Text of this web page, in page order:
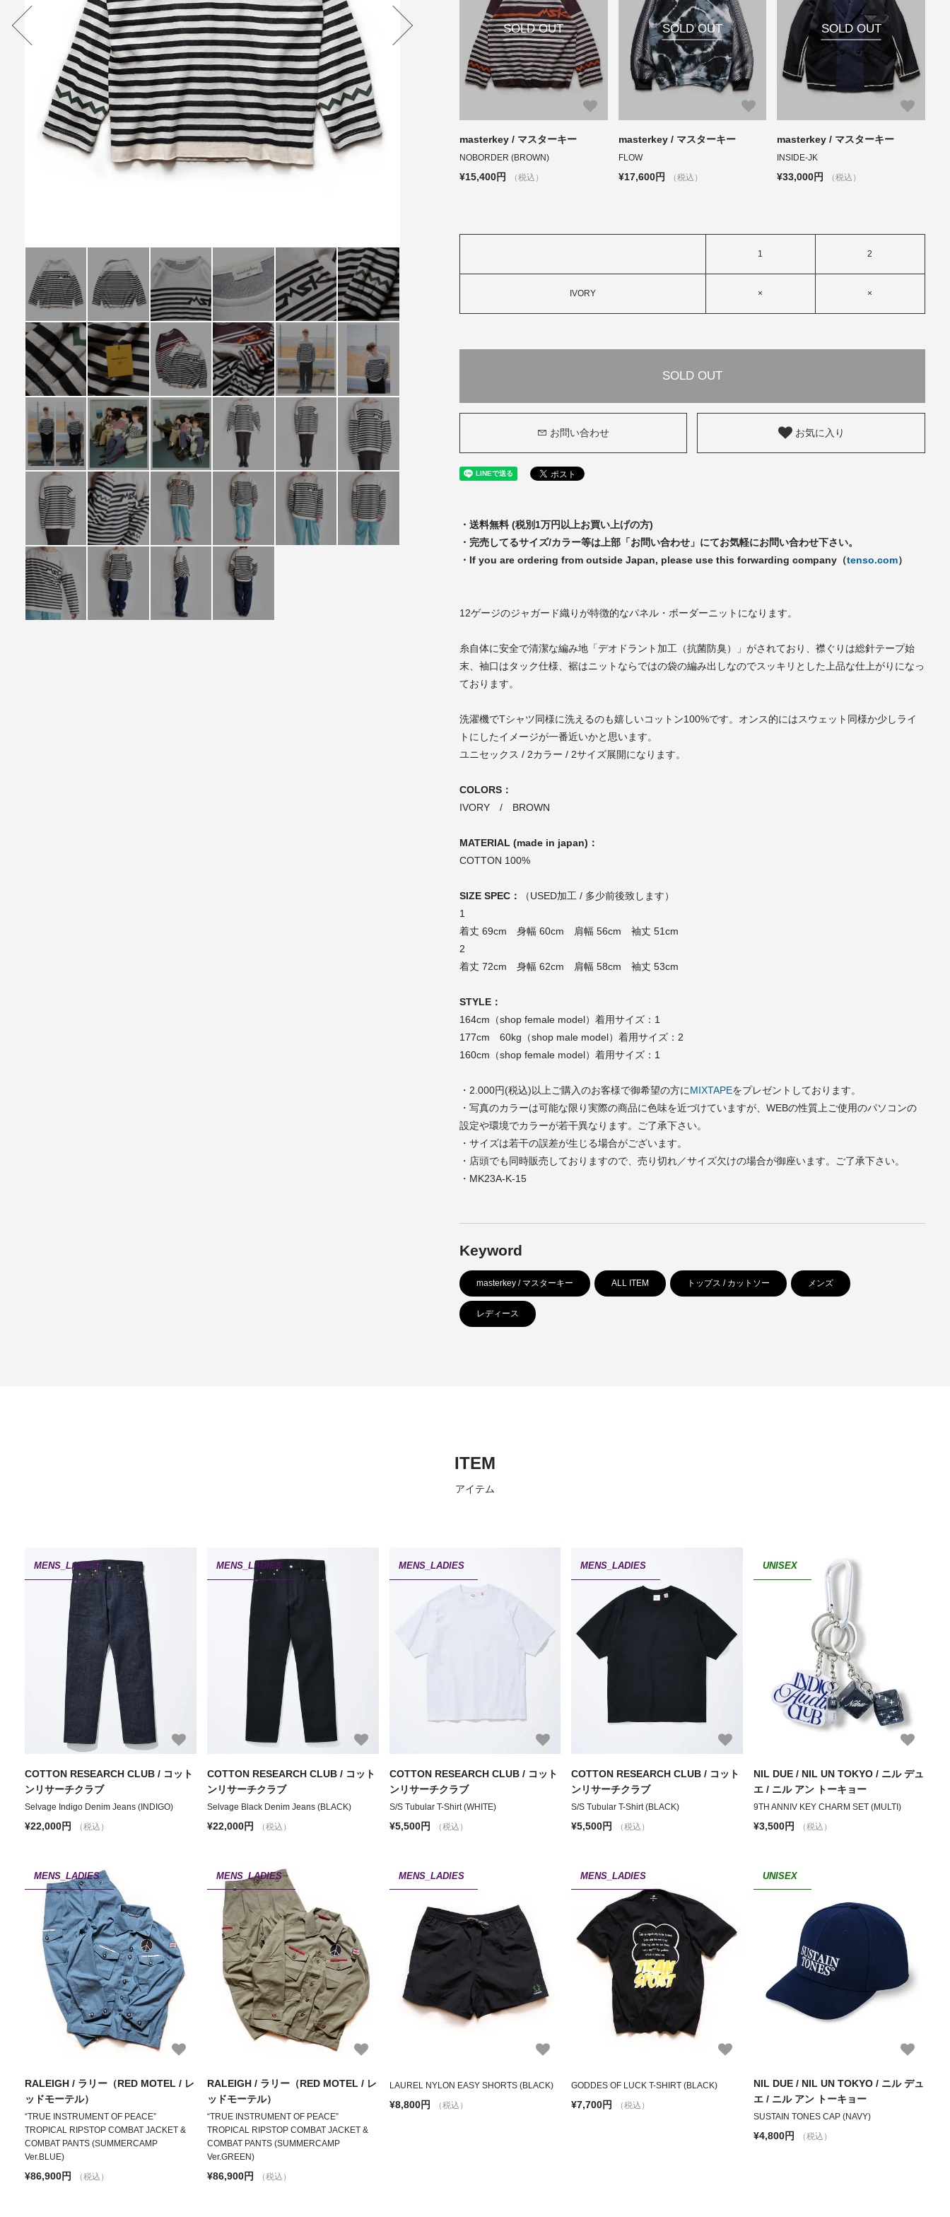
SOLD OUT
masterkey / マスターキー
NOBORDER (BROWN)
¥15,400円 （税込）
SOLD OUT
masterkey / マスターキー
FLOW
¥17,600円 （税込）
SOLD OUT
masterkey / マスターキー
INSIDE-JK
¥33,000円 （税込）
1 2
IVORY × ×
SOLD OUT
お問い合わせ お気に入り
・送料無料 (税別1万円以上お買い上げの方)
・完売してるサイズ/カラー等は上部「お問い合わせ」にてお気軽にお問い合わせ下さい。
・If you are ordering from outside Japan, please use this forwarding company（tenso.com）
12ゲージのジャガード織りが特徴的なパネル・ボーダーニットになります。
糸自体に安全で清潔な編み地「デオドラント加工（抗菌防臭）」がされており、襟ぐりは総針テープ始
末、袖口はタック仕様、裾はニットならではの袋の編み出しなのでスッキリとした上品な仕上がりになっ
ております。
洗濯機でTシャツ同様に洗えるのも嬉しいコットン100%です。オンス的にはスウェット同様か少しライ
トにしたイメージが一番近いかと思います。
ユニセックス / 2カラー / 2サイズ展開になります。
COLORS：
IVORY / BROWN
MATERIAL (made in japan)：
COTTON 100%
SIZE SPEC：
（USED加工 / 多少前後致します）
1
着丈 69cm 身幅 60cm 肩幅 56cm 袖丈 51cm
2
着丈 72cm 身幅 62cm 肩幅 58cm 袖丈 53cm
STYLE：
164cm（shop female model）着用サイズ：1
177cm 60kg（shop male model）着用サイズ：2
160cm（shop female model）着用サイズ：1
・2.000円(税込)以上ご購入のお客様で御希望の方にMIXTAPEをプレゼントしております。
・写真のカラーは可能な限り実際の商品に色味を近づけていますが、WEBの性質上ご使用のパソコンの
設定や環境でカラーが若干異なります。ご了承下さい。
・サイズは若干の誤差が生じる場合がございます。
・店頭でも同時販売しておりますので、売り切れ／サイズ欠けの場合が御座います。ご了承下さい。
・MK23A-K-15
Keyword
masterkey / マスターキー ALL ITEM トップス / カットソー メンズ
レディース
ITEM
アイテム
MENS_LADIES
COTTON RESEARCH CLUB / コット
ンリサーチクラブ
Selvage Indigo Denim Jeans (INDIGO)
¥22,000円 （税込）
MENS_LADIES
COTTON RESEARCH CLUB / コット
ンリサーチクラブ
Selvage Black Denim Jeans (BLACK)
¥22,000円 （税込）
MENS_LADIES
COTTON RESEARCH CLUB / コット
ンリサーチクラブ
S/S Tubular T-Shirt (WHITE)
¥5,500円 （税込）
MENS_LADIES
COTTON RESEARCH CLUB / コット
ンリサーチクラブ
S/S Tubular T-Shirt (BLACK)
¥5,500円 （税込）
UNISEX
NIL DUE / NIL UN TOKYO / ニル デュ
エ / ニル アン トーキョー
9TH ANNIV KEY CHARM SET (MULTI)
¥3,500円 （税込）
MENS_LADIES
RALEIGH / ラリー（RED MOTEL / レ
ッドモーテル）
“TRUE INSTRUMENT OF PEACE”
TROPICAL RIPSTOP COMBAT JACKET &
COMBAT PANTS (SUMMERCAMP
Ver.BLUE)
¥86,900円 （税込）
MENS_LADIES
RALEIGH / ラリー（RED MOTEL / レ
ッドモーテル）
“TRUE INSTRUMENT OF PEACE”
TROPICAL RIPSTOP COMBAT JACKET &
COMBAT PANTS (SUMMERCAMP
Ver.GREEN)
¥86,900円 （税込）
MENS_LADIES
LAUREL NYLON EASY SHORTS (BLACK)
¥8,800円 （税込）
MENS_LADIES
GODDES OF LUCK T-SHIRT (BLACK)
¥7,700円 （税込）
UNISEX
NIL DUE / NIL UN TOKYO / ニル デュ
エ / ニル アン トーキョー
SUSTAIN TONES CAP (NAVY)
¥4,800円 （税込）